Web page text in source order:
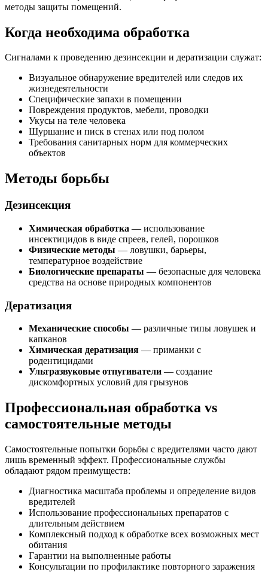
методы защиты помещений.
Когда необходима обработка
Сигналами к проведению дезинсекции и дератизации служат:
Визуальное обнаружение вредителей или следов их
жизнедеятельности
Специфические запахи в помещении
Повреждения продуктов, мебели, проводки
Укусы на теле человека
Шуршание и писк в стенах или под полом
Требования санитарных норм для коммерческих
объектов
Методы борьбы
Дезинсекция
Химическая обработка — использование
инсектицидов в виде спреев, гелей, порошков
Физические методы — ловушки, барьеры,
температурное воздействие
Биологические препараты — безопасные для человека
средства на основе природных компонентов
Дератизация
Механические способы — различные типы ловушек и
капканов
Химическая дератизация — приманки с
родентицидами
Ультразвуковые отпугиватели — создание
дискомфортных условий для грызунов
Профессиональная обработка vs
самостоятельные методы
Самостоятельные попытки борьбы с вредителями часто дают
лишь временный эффект. Профессиональные службы
обладают рядом преимуществ:
Диагностика масштаба проблемы и определение видов
вредителей
Использование профессиональных препаратов с
длительным действием
Комплексный подход к обработке всех возможных мест
обитания
Гарантии на выполненные работы
Консультации по профилактике повторного заражения